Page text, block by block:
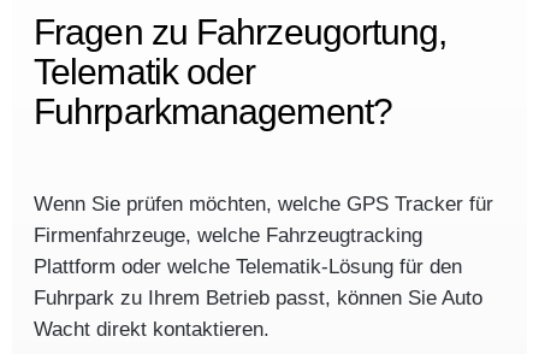
Fragen zu Fahrzeugortung,
Telematik oder
Fuhrparkmanagement?
Wenn Sie prüfen möchten, welche GPS Tracker für
Firmenfahrzeuge, welche Fahrzeugtracking
Plattform oder welche Telematik-Lösung für den
Fuhrpark zu Ihrem Betrieb passt, können Sie Auto
Wacht direkt kontaktieren.